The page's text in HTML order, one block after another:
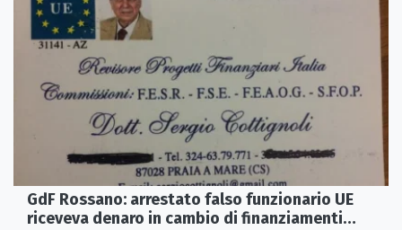
GdF Rossano: arrestato falso funzionario UE
riceveva denaro in cambio di finanziamenti